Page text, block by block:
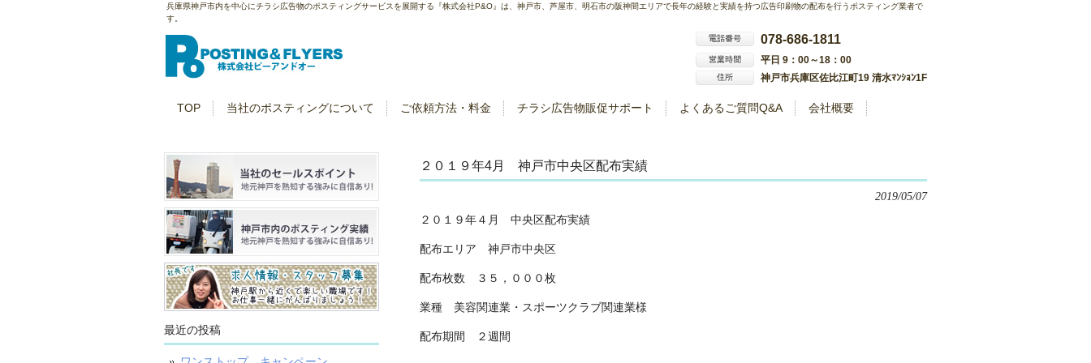
兵庫県神戸市内を中心にチラシ広告物のポスティングサービスを展開する『株式会社P&O』は、神戸市、芦屋市、明石市の阪神間エリアで長年の経験と実績を持つ広告印刷物の配布を行うポスティング業者で
す。
078-686-1811
平日 9：00～18：00
神戸市兵庫区佐比江町19 清水ﾏﾝｼｮﾝ1F
TOP 当社のポスティングについて ご依頼方法・料金 チラシ広告物販促サポート よくあるご質問Q&A 会社概要
２０１９年4月 神戸市中央区配布実績
2019/05/07
２０１９年４月 中央区配布実績
配布エリア 神戸市中央区
配布枚数 ３５，０００枚
業種 美容関連業・スポーツクラブ関連業様
配布期間 ２週間
最近の投稿